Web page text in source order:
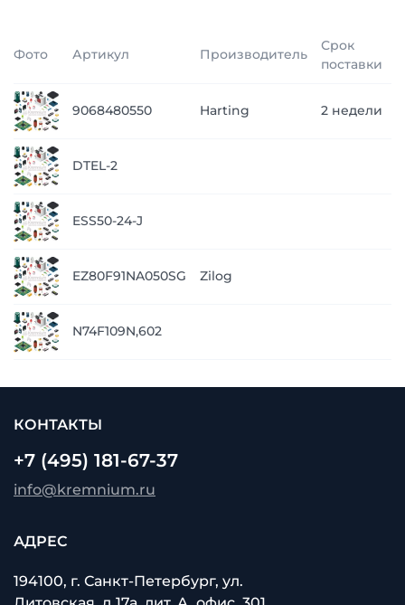
Фото Артикул Производитель
Срок
поставки
9068480550 Harting 2 недели
DTEL-2
ESS50-24-J
EZ80F91NA050SG Zilog
N74F109N,602
КОНТАКТЫ
+7 (495) 181-67-37
info@kremnium.ru
АДРЕС
194100, г. Санкт-Петербург, ул.